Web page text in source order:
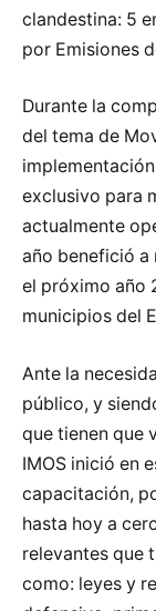
clandestina: 5
por Emisiones
Durante la
del tema de
exclusivo para
actualmente
año benefició a
el próximo año
municipios del
Ante la
público, y
que tienen que
IMOS inició en
capacitación,
hasta hoy a
relevantes que
como: leyes y